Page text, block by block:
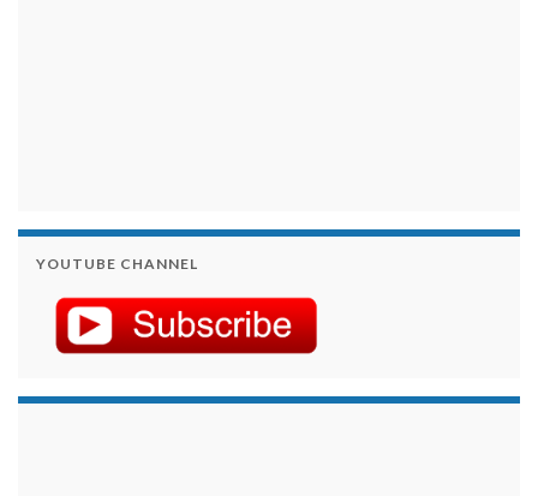
YOUTUBE CHANNEL